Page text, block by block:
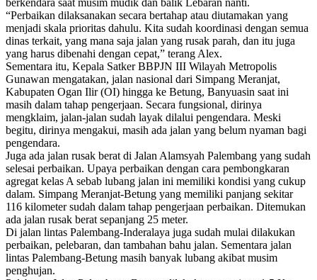
“Perbaikan dilaksanakan secara bertahap atau diutamakan yang
menjadi skala prioritas dahulu. Kita sudah koordinasi dengan semua
dinas terkait, yang mana saja jalan yang rusak parah, dan itu juga
yang harus dibenahi dengan cepat,” terang Alex.
Sementara itu, Kepala Satker BBPJN III Wilayah Metropolis
Gunawan mengatakan, jalan nasional dari Simpang Meranjat,
Kabupaten Ogan Ilir (OI) hingga ke Betung, Banyuasin saat ini
masih dalam tahap pengerjaan. Secara fungsional, dirinya
mengklaim, jalan-jalan sudah layak dilalui pengendara. Meski
begitu, dirinya mengakui, masih ada jalan yang belum nyaman bagi
pengendara.
Juga ada jalan rusak berat di Jalan Alamsyah Palembang yang sudah
selesai perbaikan. Upaya perbaikan dengan cara pembongkaran
agregat kelas A sebab lubang jalan ini memiliki kondisi yang cukup
dalam. Simpang Meranjat-Betung yang memiliki panjang sekitar
116 kilometer sudah dalam tahap pengerjaan perbaikan. Ditemukan
ada jalan rusak berat sepanjang 25 meter.
Di jalan lintas Palembang-Inderalaya juga sudah mulai dilakukan
perbaikan, pelebaran, dan tambahan bahu jalan. Sementara jalan
lintas Palembang-Betung masih banyak lubang akibat musim
penghujan.